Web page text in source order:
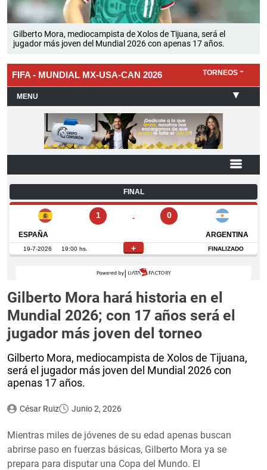
Gilberto Mora, mediocampista de Xolos de Tijuana, será el
jugador más joven del Mundial 2026 con apenas 17 años.
Gilberto Mora hará historia en el
Mundial 2026; con 17 años será el
jugador más joven del torneo
Gilberto Mora, mediocampista de Xolos de Tijuana,
será el jugador más joven del Mundial 2026 con
apenas 17 años.
César Ruiz Junio 2, 2026
Mientras miles de jóvenes de su edad apenas buscan
abrirse paso en fuerzas básicas, Gilberto Mora ya se
prepara para disputar una Copa del Mundo. El